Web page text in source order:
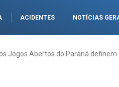
ACIDENTES NOTÍCIAS
Jogos Abertos do Paraná